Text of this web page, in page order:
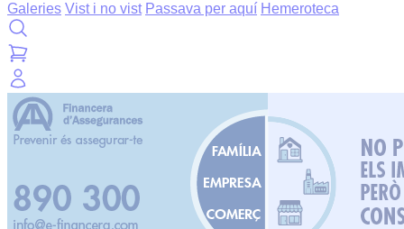
Galeries Vist i no vist Passava per aquí Hemeroteca